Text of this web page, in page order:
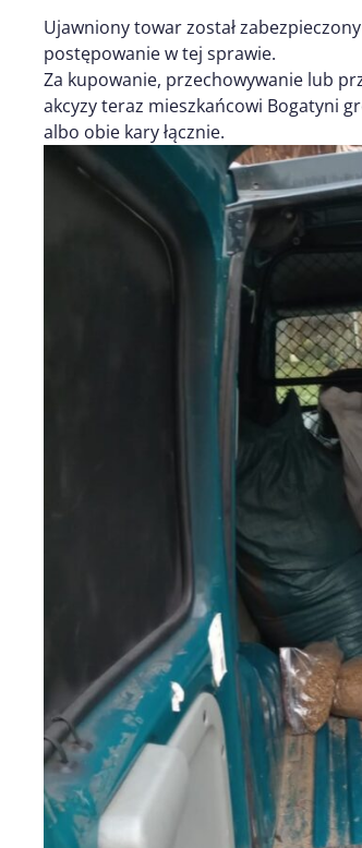
Ujawniony towar został
postępowanie w tej sprawie.
Za kupowanie, przechowywanie lub
akcyzy teraz mieszkańcowi Bogatyni
albo obie kary łącznie.